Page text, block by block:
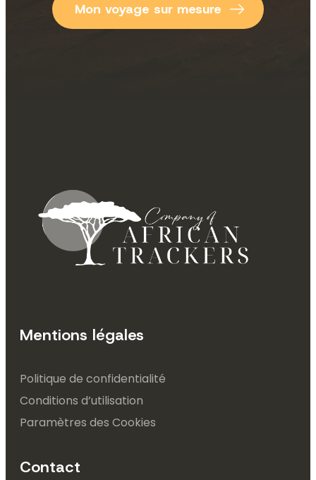
Mon voyage sur mesure
Mentions légales
Politique de confidentialité
Conditions d’utilisation
Paramètres des Cookies
Contact